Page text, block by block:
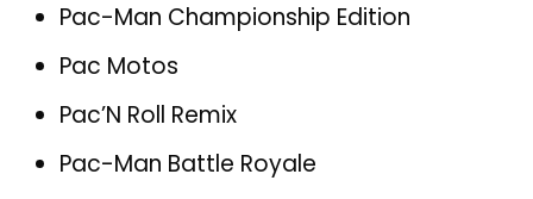
Pac-Man Championship Edition
Pac Motos
Pac’N Roll Remix
Pac-Man Battle Royale